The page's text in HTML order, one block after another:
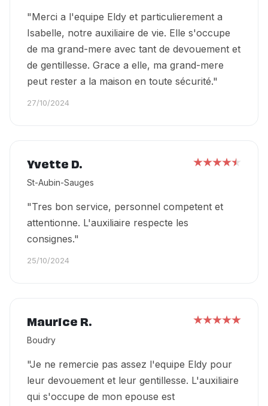
"Merci a l'equipe Eldy et particulierement a
Isabelle, notre auxiliaire de vie. Elle s'occupe
de ma grand-mere avec tant de devouement et
de gentillesse. Grace a elle, ma grand-mere
peut rester a la maison en toute sécurité."
27/10/2024
Yvette D.
St-Aubin-Sauges
"Tres bon service, personnel competent et
attentionne. L'auxiliaire respecte les
consignes."
25/10/2024
Maurice R.
Boudry
"Je ne remercie pas assez l'equipe Eldy pour
leur devouement et leur gentillesse. L'auxiliaire
qui s'occupe de mon epouse est